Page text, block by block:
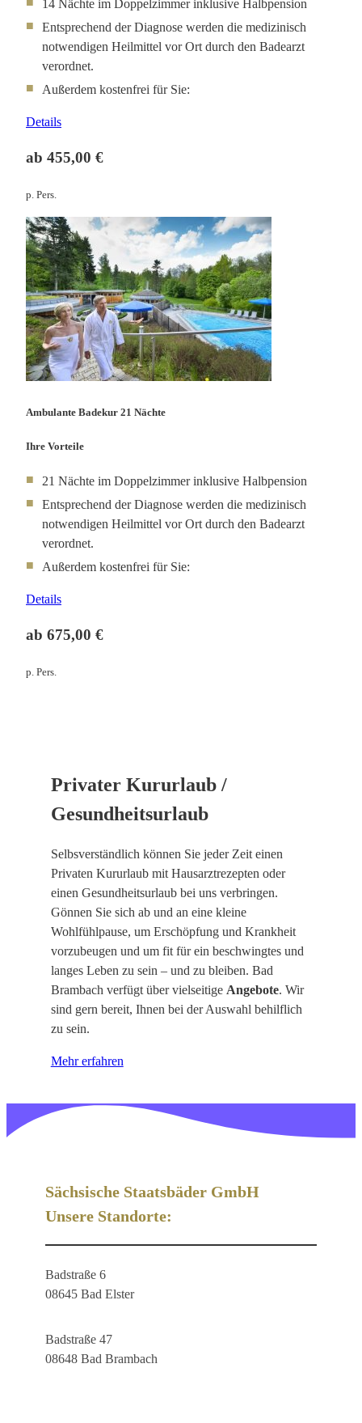
14 Nächte im Doppelzimmer inklusive Halbpension
Entsprechend der Diagnose werden die medizinisch
notwendigen Heilmittel vor Ort durch den Badearzt
verordnet.
Außerdem kostenfrei für Sie:
Details
ab 455,00 €
p. Pers.
Ambulante Badekur 21 Nächte
Ihre Vorteile
21 Nächte im Doppelzimmer inklusive Halbpension
Entsprechend der Diagnose werden die medizinisch
notwendigen Heilmittel vor Ort durch den Badearzt
verordnet.
Außerdem kostenfrei für Sie:
Details
ab 675,00 €
p. Pers.
Privater Kururlaub /
Gesundheitsurlaub
Selbsverständlich können Sie jeder Zeit einen
Privaten Kururlaub mit Hausarztrezepten oder
einen Gesundheitsurlaub bei uns verbringen.
Gönnen Sie sich ab und an eine kleine
Wohlfühlpause, um Erschöpfung und Krankheit
vorzubeugen und um fit für ein beschwingtes und
langes Leben zu sein – und zu bleiben. Bad
Brambach verfügt über vielseitige Angebote. Wir
sind gern bereit, Ihnen bei der Auswahl behilflich
zu sein.
Mehr erfahren
Sächsische Staatsbäder GmbH
Unsere Standorte:
Badstraße 6
08645 Bad Elster
Badstraße 47
08648 Bad Brambach